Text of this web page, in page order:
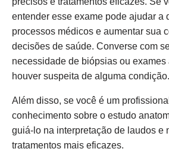
entender esse exame pode ajudar a
processos médicos e aumentar sua
decisões de saúde. Converse com
necessidade de biópsias ou
houver suspeita de alguma condição.
Além disso, se você é um
conhecimento sobre o estudo
guiá-lo na interpretação de laudos e
tratamentos mais eficazes.